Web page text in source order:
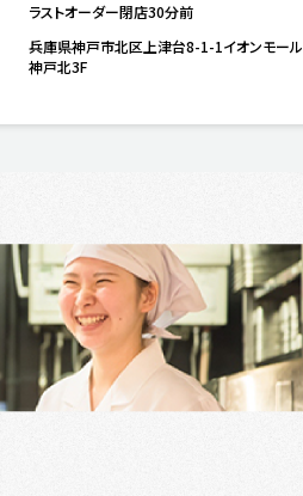
ラストオーダー閉店30分前
兵庫県神戸市北区上津台8-1-1イオンモール
神戸北3F